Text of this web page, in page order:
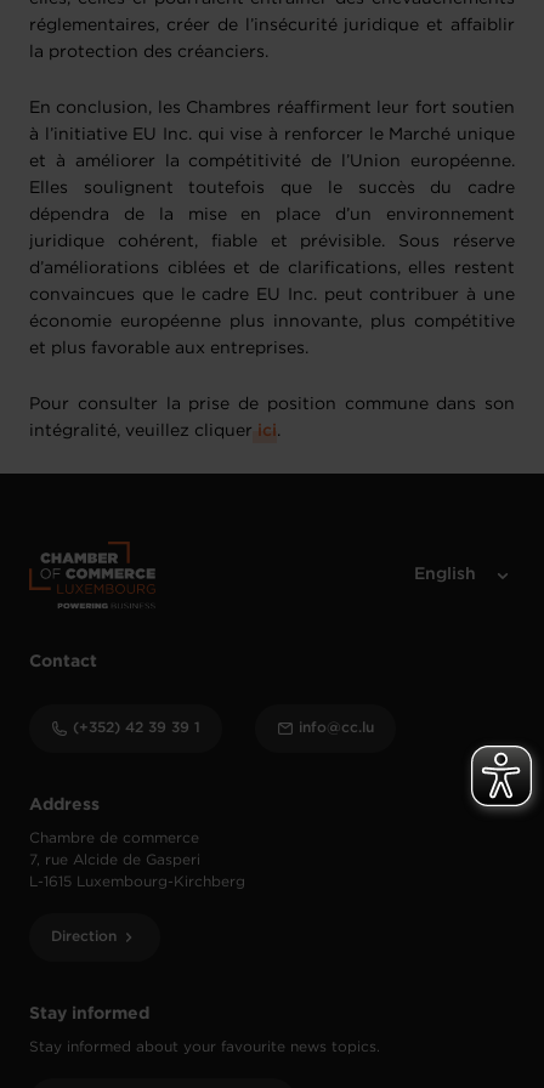
réglementaires, créer de l’insécurité juridique et affaiblir
la protection des créanciers.
En conclusion, les Chambres réaffirment leur fort soutien
à l’initiative EU Inc. qui vise à renforcer le Marché unique
et à améliorer la compétitivité de l’Union européenne.
Elles soulignent toutefois que le succès du cadre
dépendra de la mise en place d’un environnement
juridique cohérent, fiable et prévisible. Sous réserve
d’améliorations ciblées et de clarifications, elles restent
convaincues que le cadre EU Inc. peut contribuer à une
économie européenne plus innovante, plus compétitive
et plus favorable aux entreprises.
Pour consulter la prise de position commune dans son
intégralité, veuillez cliquer ici.
Stay informed
Stay informed about your favourite news topics.
Address
Chambre de commerce
7, rue Alcide de Gasperi
L-1615 Luxembourg-Kirchberg
Direction
Contact
(+352) 42 39 39 1 info@cc.lu